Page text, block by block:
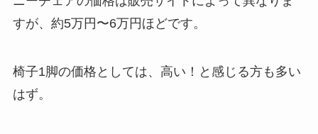
すが、約5万円〜6万円ほどです。
椅子1脚の価格としては、高い！と感じる方も多い
はず。